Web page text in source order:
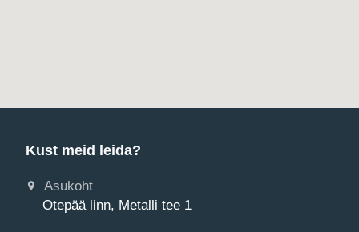
Kust meid leida?
Asukoht
Otepää linn, Metalli tee 1